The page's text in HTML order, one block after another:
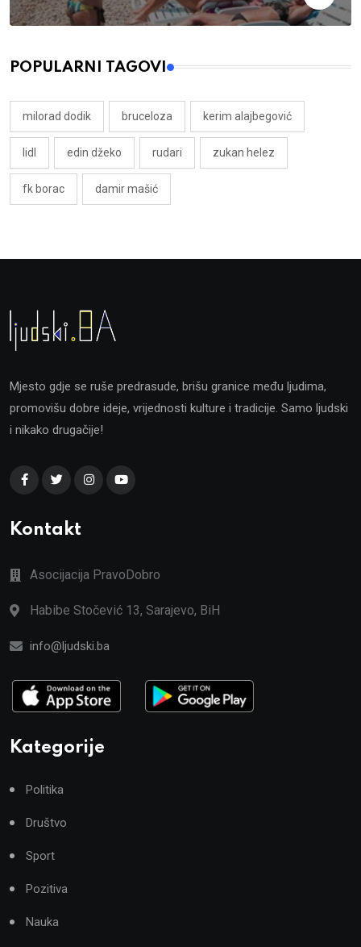
POPULARNI TAGOVI
milorad dodik bruceloza kerim alajbegović
lidl edin džeko rudari zukan helez
fk borac damir mašić
Mjesto gdje se ruše predrasude, brišu granice među ljudima,
promovišu dobre ideje, vrijednosti kulture i tradicije. Samo ljudski
i nikako drugačije!
Kontakt
Asocijacija PravoDobro
Habibe Stočević 13, Sarajevo, BiH
info@ljudski.ba
Kategorije
Politika
Društvo
Sport
Pozitiva
Nauka